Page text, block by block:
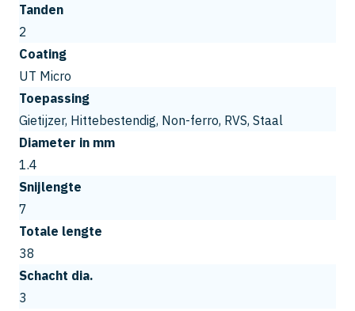
Tanden
2
Coating
UT Micro
Toepassing
Gietijzer, Hittebestendig, Non-ferro, RVS, Staal
Diameter in mm
1.4
Snijlengte
7
Totale lengte
38
Schacht dia.
3